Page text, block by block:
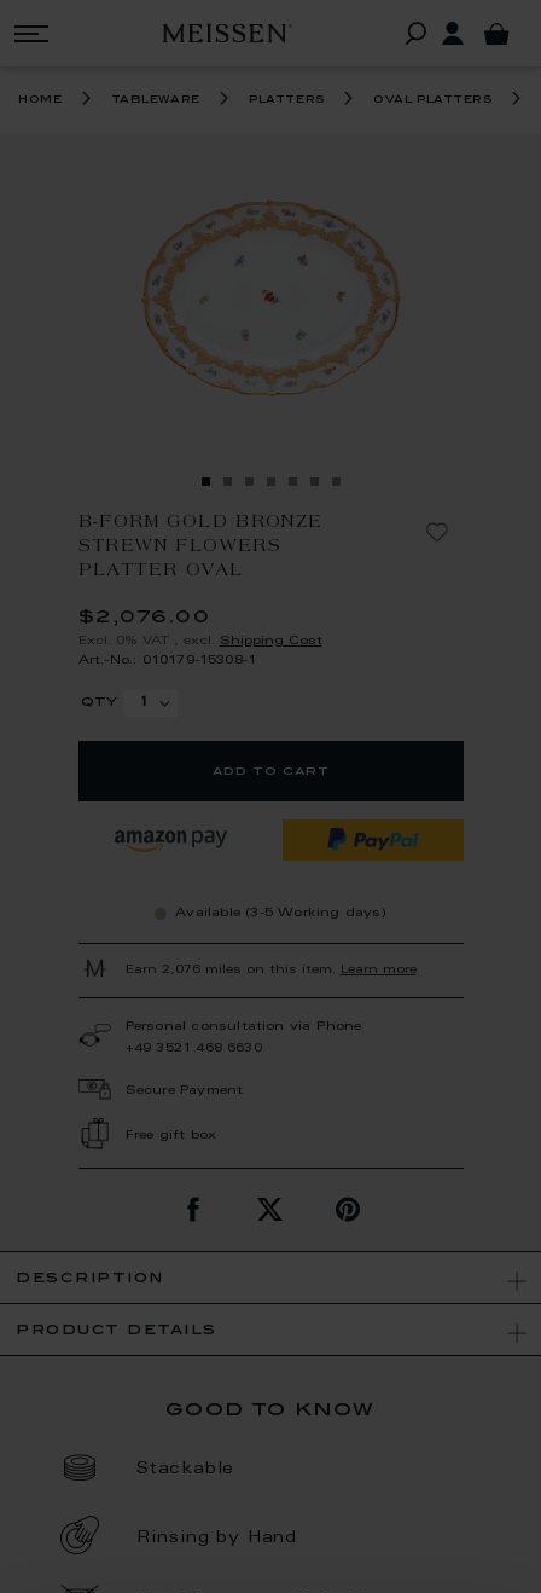
home tableware platters oval platters
B-FORM GOLD BRONZE
STREWN FLOWERS
PLATTER OVAL
$2,076.00
Excl. 0% VAT excl. Shipping Cost
Art.-No.: 010179-15308-1
qty
add to cart
Available (3-5 Working days)
Earn 2,076 miles on this item. Learn more
Personal consultation via Phone
+49 3521 468 6630
Secure Payment
Free gift box
description
product details
good to know
Stackable
Rinsing by Hand